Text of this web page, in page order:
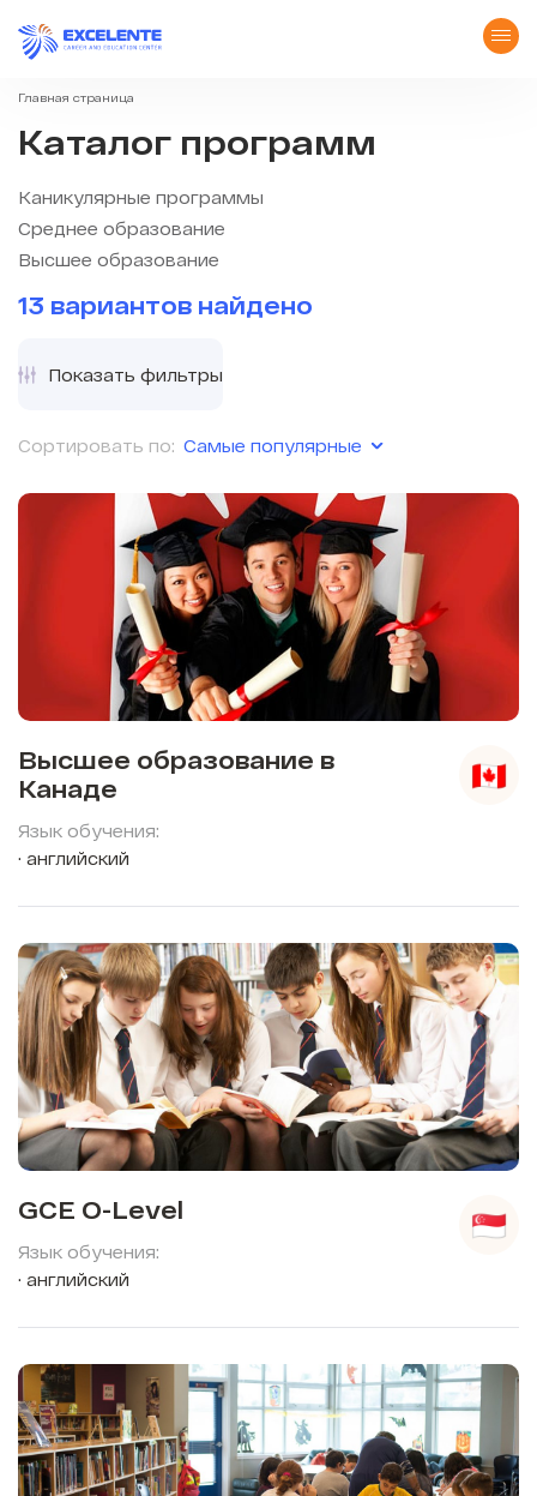
Главная страница
Каталог программ
Каникулярные программы
Среднее образование
Высшее образование
13 вариантов найдено
Сортировать по: Самые популярные
Показать фильтры
Высшее образование в
Канаде
Язык обучения:
английский
GCE O-Level
Язык обучения:
английский